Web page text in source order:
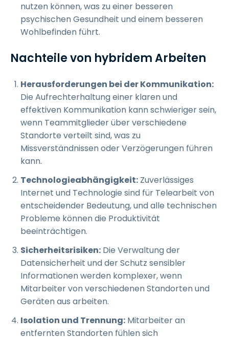
nutzen können, was zu einer besseren
psychischen Gesundheit und einem besseren
Wohlbefinden führt.
Nachteile von hybridem Arbeiten
Herausforderungen bei der Kommunikation:
Die Aufrechterhaltung einer klaren und
effektiven Kommunikation kann schwieriger sein,
wenn Teammitglieder über verschiedene
Standorte verteilt sind, was zu
Missverständnissen oder Verzögerungen führen
kann.
Technologieabhängigkeit: Zuverlässiges
Internet und Technologie sind für Telearbeit von
entscheidender Bedeutung, und alle technischen
Probleme können die Produktivität
beeinträchtigen.
Sicherheitsrisiken: Die Verwaltung der
Datensicherheit und der Schutz sensibler
Informationen werden komplexer, wenn
Mitarbeiter von verschiedenen Standorten und
Geräten aus arbeiten.
Isolation und Trennung: Mitarbeiter an
entfernten Standorten fühlen sich